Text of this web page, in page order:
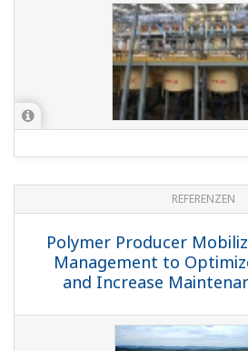
REFERENZEN
Polymer Producer
Management to
and Increase